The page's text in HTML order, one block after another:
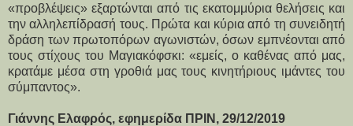
«προβλέψεις» εξαρτώνται από τις εκατομμύρια θελήσεις και
την αλληλεπίδρασή τους. Πρώτα και κύρια από τη συνειδητή
δράση των πρωτοπόρων αγωνιστών, όσων εμπνέονται από
τους στίχους του Μαγιακόφσκι: «εμείς, ο καθένας από μας,
κρατάμε μέσα στη γροθιά μας τους κινητήριους ιμάντες του
σύμπαντος».
Γιάννης Ελαφρός, εφημερίδα ΠΡΙΝ, 29/12/2019